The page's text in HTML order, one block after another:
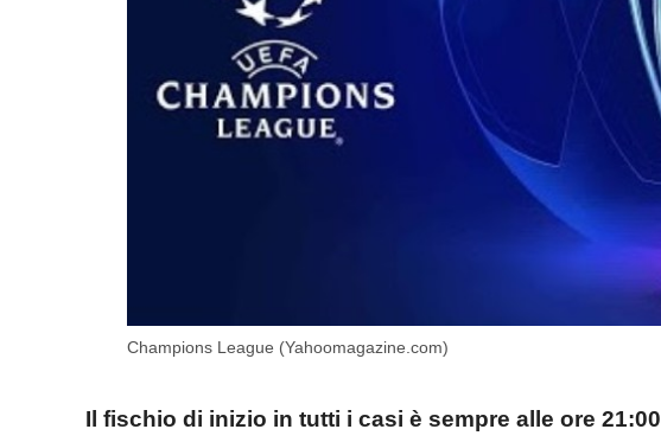
Champions League (Yahoomagazine.com)
Il fischio di inizio in tutti i casi è sempre alle ore 21:00